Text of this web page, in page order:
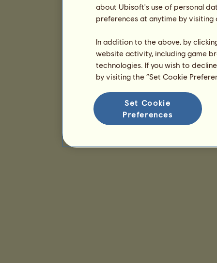
about Ubisoft's use of personal
preferences at anytime by
In addition to the above, by
website activity, including game
technologies. If you wish to
by visiting the “Set Cookie
Set Cookie
Preferences